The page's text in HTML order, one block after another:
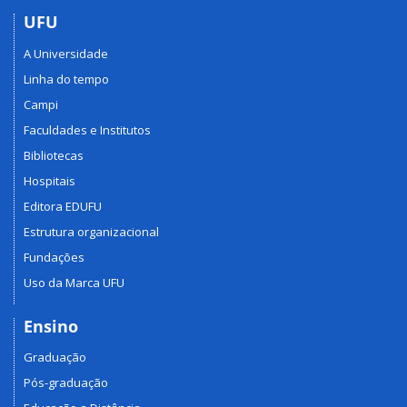
UFU
A Universidade
Linha do tempo
Campi
Faculdades e Institutos
Bibliotecas
Hospitais
Editora EDUFU
Estrutura organizacional
Fundações
Uso da Marca UFU
Ensino
Graduação
Pós-graduação